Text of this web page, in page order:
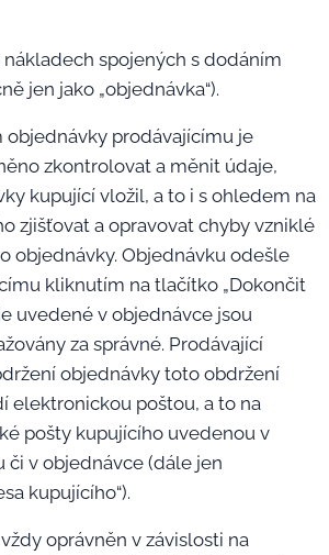
spojených s dodáním
jen jako „objednávka“).
objednávky prodávajícímu je
zkontrolovat a měnit údaje,
kupující vložil, a to i s ohledem na
zjišťovat a opravovat chyby vzniklé
objednávky. Objednávku odešle
kliknutím na tlačítko „Dokončit
uvedené v objednávce jsou
za správné. Prodávající
objednávky toto obdržení
elektronickou poštou, a to na
pošty kupujícího uvedenou v
či v objednávce (dále jen
kupujícího“).
oprávněn v závislosti na